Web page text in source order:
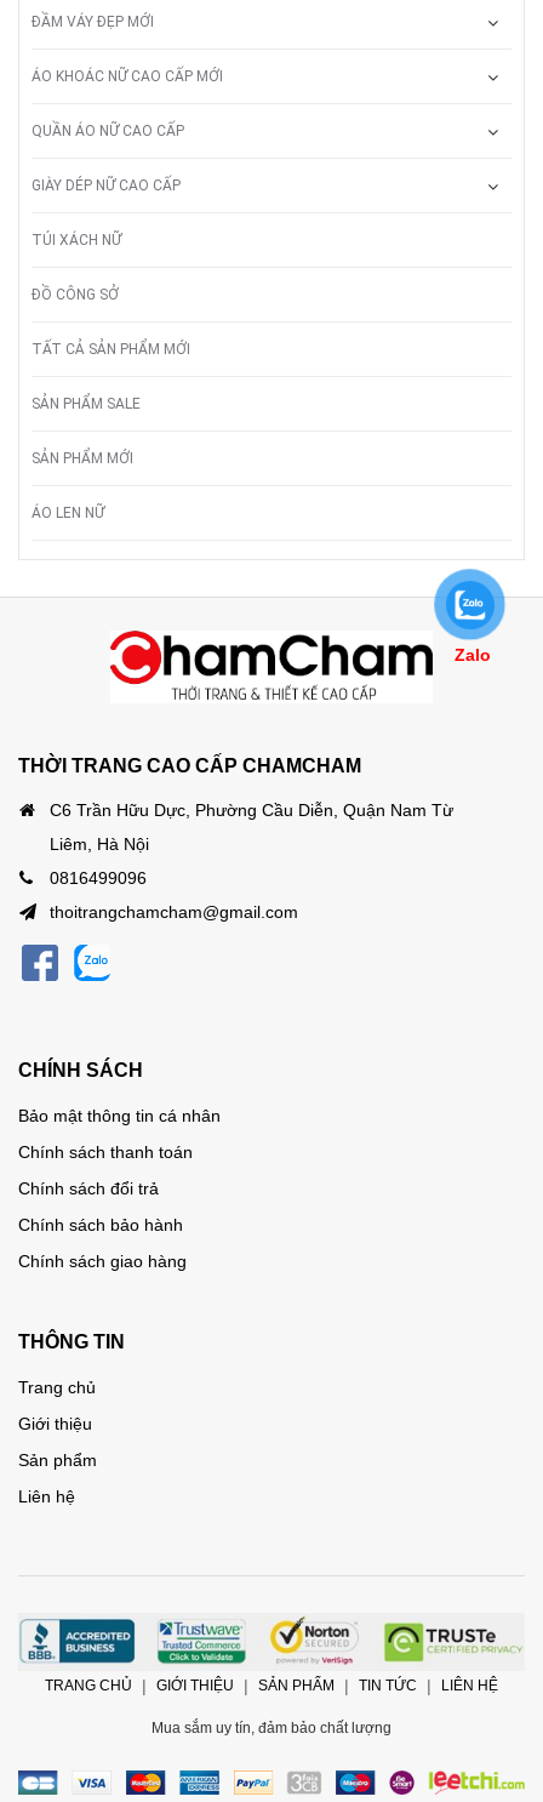
ĐẦM VÁY ĐẸP MỚI
ÁO KHOÁC NỮ CAO CẤP MỚI
QUẦN ÁO NỮ CAO CẤP
GIÀY DÉP NỮ CAO CẤP
TÚI XÁCH NỮ
ĐỒ CÔNG SỞ
TẤT CẢ SẢN PHẨM MỚI
SẢN PHẨM SALE
SẢN PHẨM MỚI
ÁO LEN NỮ
THỜI TRANG CAO CẤP CHAMCHAM
C6 Trần Hữu Dực, Phường Cầu Diễn, Quận Nam Từ
Liêm, Hà Nội
0816499096
thoitrangchamcham@gmail.com
CHÍNH SÁCH
Bảo mật thông tin cá nhân
Chính sách thanh toán
Chính sách đổi trả
Chính sách bảo hành
Chính sách giao hàng
THÔNG TIN
Trang chủ
Giới thiệu
Sản phẩm
Liên hệ
TRANG CHỦ GIỚI THIỆU SẢN PHẨM TIN TỨC LIÊN HỆ
Mua sắm uy tín, đảm bảo chất lượng
Zalo